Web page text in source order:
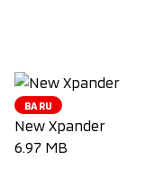
BARU
New Xpander
6.97 MB